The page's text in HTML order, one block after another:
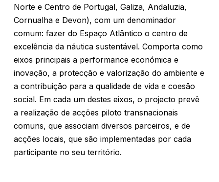
Norte e Centro de Portugal, Galiza, Andaluzia,
Cornualha e Devon), com um denominador
comum: fazer do Espaço Atlântico o centro de
excelência da náutica sustentável. Comporta como
eixos principais a performance económica e
inovação, a protecção e valorização do ambiente e
a contribuição para a qualidade de vida e coesão
social. Em cada um destes eixos, o projecto prevê
a realização de acções piloto transnacionais
comuns, que associam diversos parceiros, e de
acções locais, que são implementadas por cada
participante no seu território.